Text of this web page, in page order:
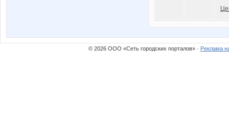
© 2026 ООО «Сеть городских порталов» · Реклама